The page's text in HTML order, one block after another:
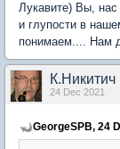
Лукавите) Вы, нас
и глупости в
понимаем.... Нам
К.Никитич
24 Dec 2021
GeorgeSPB, 24